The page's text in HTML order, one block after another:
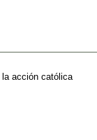
acción católica